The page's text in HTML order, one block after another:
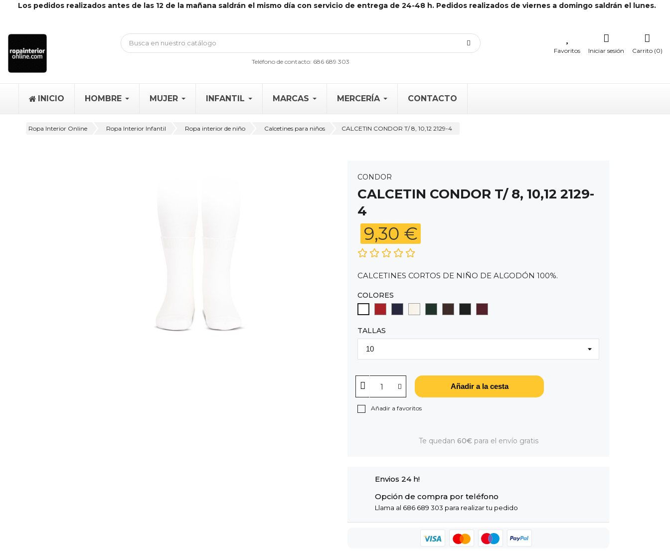
Los pedidos realizados antes de las 12 de la mañana saldrán el mismo día con servicio de entrega de 24-48 h. Pedidos realizados de viernes a domingo saldrán el lunes.
Teléfono de contacto: 686 689 303
Favoritos Iniciar sesión Carrito (0)
INICIO HOMBRE MUJER INFANTIL MARCAS MERCERÍA CONTACTO
Ropa Interior Online Ropa Interior Infantil Ropa interior de niño Calcetines para niños CALCETIN CONDOR T/ 8, 10,12 2129-4
CONDOR
CALCETIN CONDOR T/ 8, 10,12 2129-
4
9,30 €
CALCETINES CORTOS DE NIÑO DE ALGODÓN 100%.
COLORES
TALLAS
Añadir a la cesta
Añadir a favoritos
Te quedan 60€para el envío gratis
Envios 24 h!
Opción de compra por teléfono
Llama al 686 689 303 para realizar tu pedido